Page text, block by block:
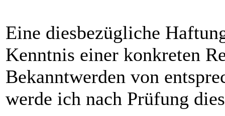
Eine diesbezügliche
Kenntnis einer konkreten
Bekanntwerden von
werde ich nach Prüfung